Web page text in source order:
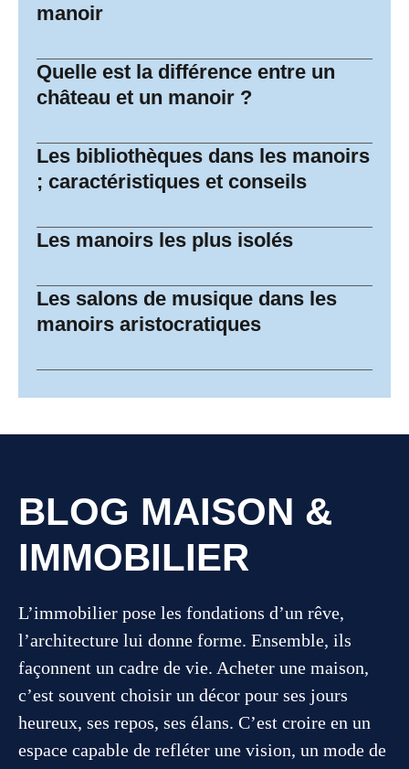
manoir
Quelle est la différence entre un
château et un manoir ?
Les bibliothèques dans les manoirs
; caractéristiques et conseils
Les manoirs les plus isolés
Les salons de musique dans les
manoirs aristocratiques
BLOG MAISON &
IMMOBILIER
L’immobilier pose les fondations d’un rêve,
l’architecture lui donne forme. Ensemble, ils
façonnent un cadre de vie. Acheter une maison,
c’est souvent choisir un décor pour ses jours
heureux, ses repos, ses élans. C’est croire en un
espace capable de refléter une vision, un mode de